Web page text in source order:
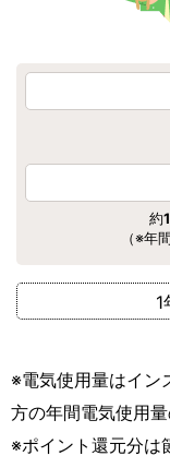
約
（※年
1
※電気使用量はイン
方の年間電気使用
※ポイント還元分は